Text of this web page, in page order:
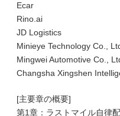
Ecar
Rino.ai
JD Logistics
Minieye Technology Co.,
Mingwei Automotive Co.,
Changsha Xingshen
[主要章の概要]
第1章：ラストマイル自律